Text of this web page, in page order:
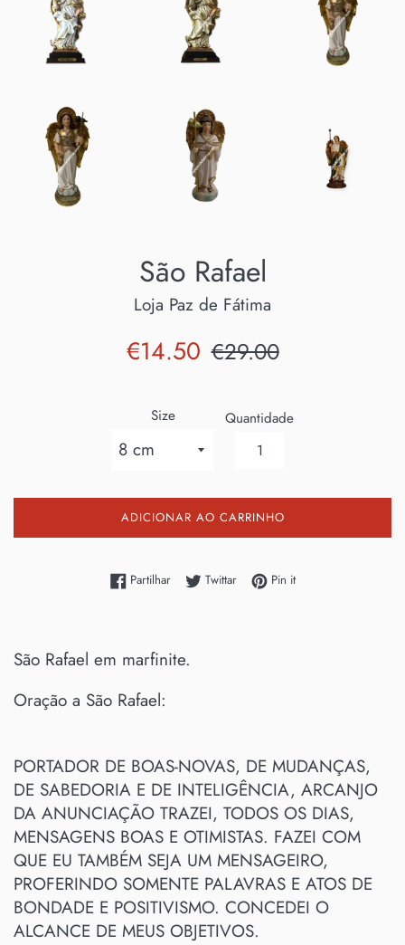
São Rafael
Loja Paz de Fátima
Preço
€14.50 Preço
€29.00
Size Quantidade
ADICIONAR AO CARRINHO
PartilharPartilhe no Facebook
TwittarTwittar no Twitter
Pin itAdicione no Pinterest
São Rafael em marfinite.
Oração a São Rafael:
PORTADOR DE BOAS-NOVAS, DE MUDANÇAS,
DE SABEDORIA E DE INTELIGÊNCIA, ARCANJO
DA ANUNCIAÇÃO TRAZEI, TODOS OS DIAS,
MENSAGENS BOAS E OTIMISTAS. FAZEI COM
QUE EU TAMBÉM SEJA UM MENSAGEIRO,
PROFERINDO SOMENTE PALAVRAS E ATOS DE
BONDADE E POSITIVISMO. CONCEDEI O
ALCANCE DE MEUS OBJETIVOS.